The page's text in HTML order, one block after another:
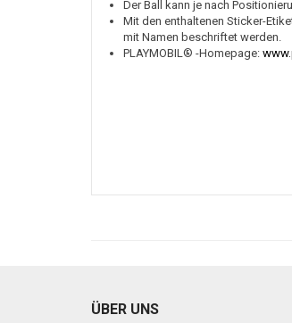
Der Ball kann je nach
Mit den enthaltenen Sticker-
mit Namen beschriftet werden.
PLAYMOBIL® -Homepage:
ÜBER UNS